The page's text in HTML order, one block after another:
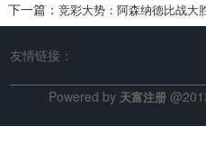
下一篇： 竞彩大势：阿森纳德比战大
友情链接：
Powered by 天富注册